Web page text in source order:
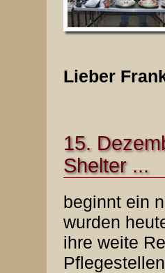
Lieber
15.
Shelter ...
beginnt ein
wurden
ihre weite